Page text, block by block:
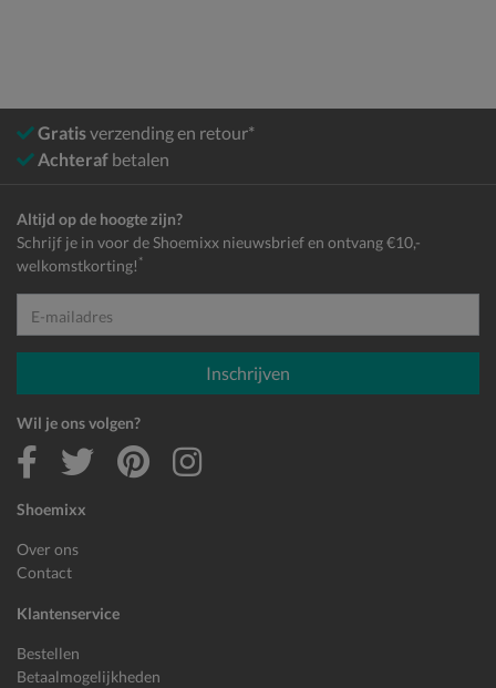
Gratisverzending en retour*
Achteraf betalen
Shoemixx
Over ons
Contact
Klantenservice
Bestellen
Betaalmogelijkheden
Altijd op de hoogte zijn?
Schrijf je in voor de Shoemixx nieuwsbrief en ontvang €10,-
welkomstkorting! *
E-mailadres
Inschrijven
Wil je ons volgen?